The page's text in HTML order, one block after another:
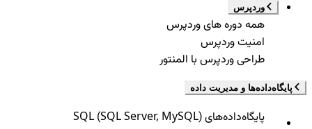
وردپرس
همه دوره های وردپرس
امنیت وردپرس
طراحی وردپرس با المنتور
پایگاه‌داده‌ها و مدیریت داده
پایگاه‌داده‌های SQL (SQL Server, MySQL)